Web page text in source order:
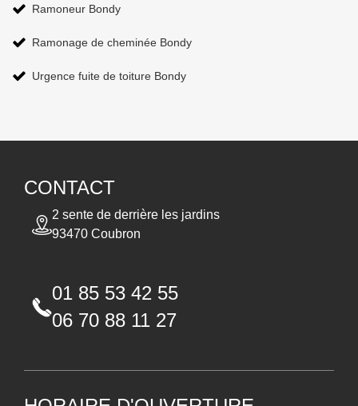
Ramoneur Bondy
Ramonage de cheminée Bondy
Urgence fuite de toiture Bondy
CONTACT
2 sente de derrière les jardins
93470 Coubron
01 85 53 42 55
06 70 88 11 27